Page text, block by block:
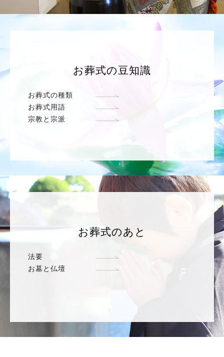
お葬式の豆知識
お葬式の種類
お葬式用語
宗教と宗派
お葬式のあと
法要
お墓と仏壇